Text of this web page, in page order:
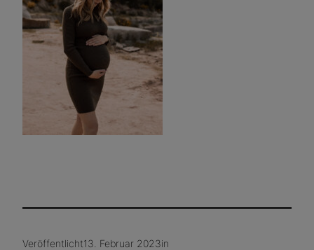
Veröffentlicht13. Februar 2023in